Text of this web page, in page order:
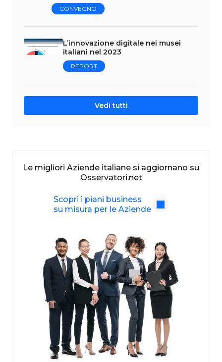
CONVEGNO
L’innovazione digitale nei musei
italiani nel 2023
REPORT
Vedi tutti
Le migliori Aziende italiane si aggiornano su
Osservatori.net
Scopri i piani business
su misura per le Aziende